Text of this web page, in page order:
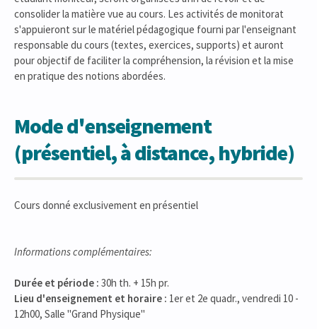
consolider la matière vue au cours. Les activités de monitorat
s'appuieront sur le matériel pédagogique fourni par l'enseignant
responsable du cours (textes, exercices, supports) et auront
pour objectif de faciliter la compréhension, la révision et la mise
en pratique des notions abordées.
Mode d'enseignement
(présentiel, à distance, hybride)
Cours donné exclusivement en présentiel
Informations complémentaires:
Durée et période : 30h th. + 15h pr.
Lieu d'enseignement et horaire : 1er et 2e quadr., vendredi 10 -
12h00, Salle "Grand Physique"